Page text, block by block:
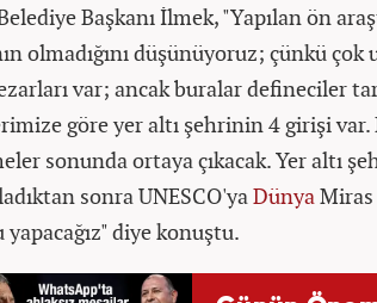
Başkanı İlmek, "Yapılan ön
olmadığını düşünüyoruz; çünkü
var; ancak buralar defineciler
göre yer altı şehrinin 4 girişi var.
sonunda ortaya çıkacak. Yer altı
sonra UNESCO'yaDünyaMiras
yapacağız" diye konuştu.